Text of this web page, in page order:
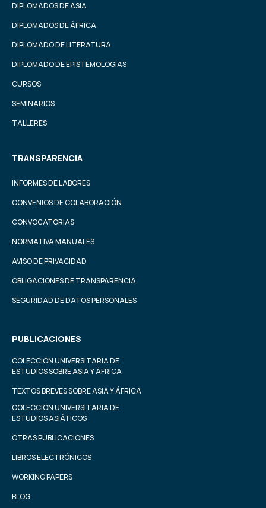
DIPLOMADOS DE ASIA
DIPLOMADOS DE ÁFRICA
DIPLOMADO DE LITERATURA
DIPLOMADO DE EPISTEMOLOGÍAS
CURSOS
SEMINARIOS
TALLERES
TRANSPARENCIA
INFORMES DE LABORES
CONVENIOS DE COLABORACIÓN
CONVOCATORIAS
NORMATIVA MANUALES
AVISO DE PRIVACIDAD
OBLIGACIONES DE TRANSPARENCIA
SEGURIDAD DE DATOS PERSONALES
PUBLICACIONES
COLECCIÓN UNIVERSITARIA DE
ESTUDIOS SOBRE ASIA Y ÁFRICA
TEXTOS BREVES SOBRE ASIA Y ÁFRICA
COLECCIÓN UNIVERSITARIA DE
ESTUDIOS ASIÁTICOS
OTRAS PUBLICACIONES
LIBROS ELECTRÓNICOS
WORKING PAPERS
BLOG